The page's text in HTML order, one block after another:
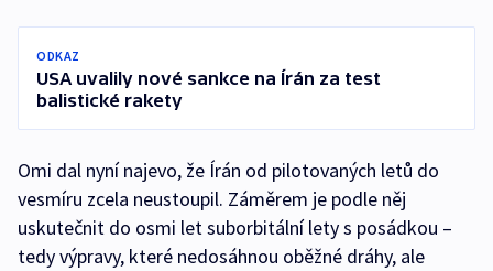
ODKAZ
USA uvalily nové sankce na Írán za test
balistické rakety
Omi dal nyní najevo, že Írán od pilotovaných letů do
vesmíru zcela neustoupil. Záměrem je podle něj
uskutečnit do osmi let suborbitální lety s posádkou –
tedy výpravy, které nedosáhnou oběžné dráhy, ale